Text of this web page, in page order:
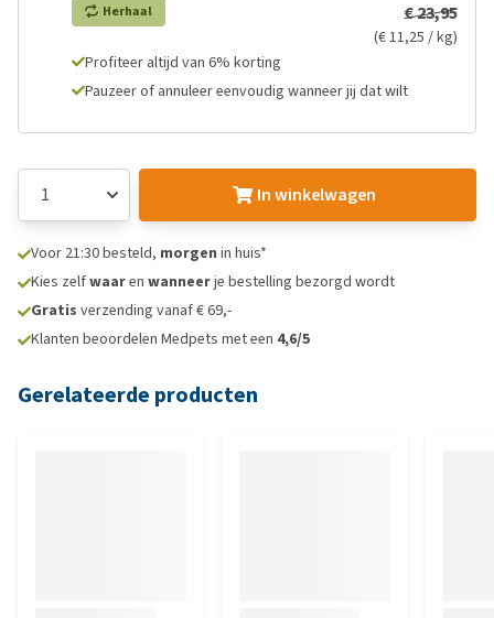
Herhaal € 23,95
(€ 11,25 / kg)
Profiteer altijd van 6% korting
Pauzeer of annuleer eenvoudig wanneer jij dat wilt
In winkelwagen
Voor 21:30 besteld, morgen in huis*
Kies zelfwaaren wanneerje bestelling bezorgd wordt
Gratis verzending vanaf € 69,-
Klanten beoordelen Medpets met een 4,6/5
Gerelateerde producten